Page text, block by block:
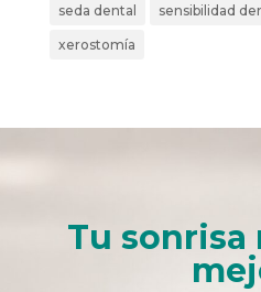
seda dental sensibilidad
xerostomía
Tu sonrisa